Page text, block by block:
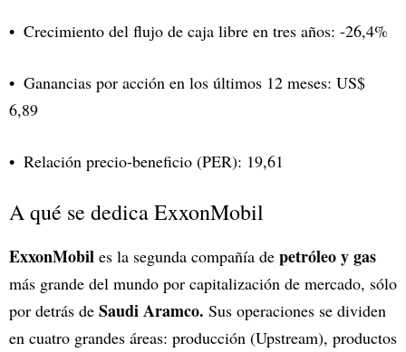
Crecimiento del flujo de caja libre en tres años: -26,4%
Ganancias por acción en los últimos 12 meses: US$
6,89
Relación precio-beneficio (PER): 19,61
A qué se dedica ExxonMobil
ExxonMobil es la segunda compañía de petróleo y gas
más grande del mundo por capitalización de mercado, sólo
por detrás de Saudi Aramco. Sus operaciones se dividen
en cuatro grandes áreas: producción (Upstream), productos